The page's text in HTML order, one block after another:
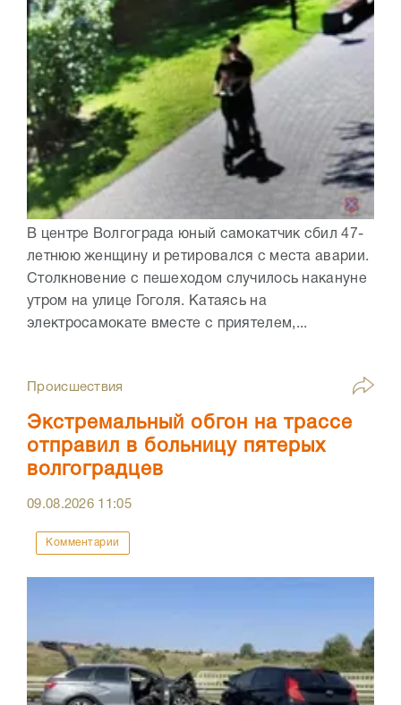
В центре Волгограда юный самокатчик сбил 47-
летнюю женщину и ретировался с места аварии.
Столкновение с пешеходом случилось накануне
утром на улице Гоголя. Катаясь на
электросамокате вместе с приятелем,...
Происшествия
Экстремальный обгон на трассе
отправил в больницу пятерых
волгоградцев
09.08.2026 11:05
Комментарии